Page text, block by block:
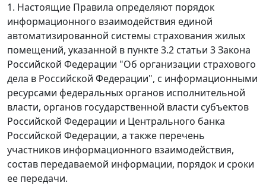
1. Настоящие Правила определяют порядок
информационного взаимодействия единой
автоматизированной системы страхования жилых
помещений, указанной в пункте 3.2 статьи 3 Закона
Российской Федерации "Об организации страхового
дела в Российской Федерации", с информационными
ресурсами федеральных органов исполнительной
власти, органов государственной власти субъектов
Российской Федерации и Центрального банка
Российской Федерации, а также перечень
участников информационного взаимодействия,
состав передаваемой информации, порядок и сроки
ее передачи.